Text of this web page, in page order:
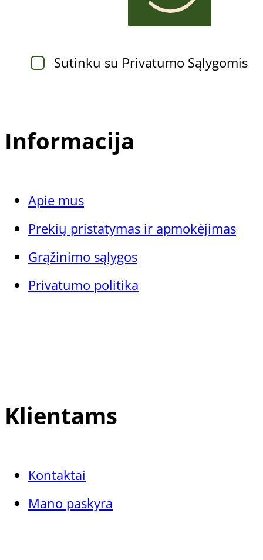
Jautri ir sudirgusi oda
Pagal paskirtį
Nagų atkūrimo preparatai
Sportuojantiems
Sutinku su Privatumo Sąlygomis
Informacija
Apie mus
Prekių pristatymas ir apmokėjimas
Grąžinimo sąlygos
Privatumo politika
Klientams
Kontaktai
Mano paskyra